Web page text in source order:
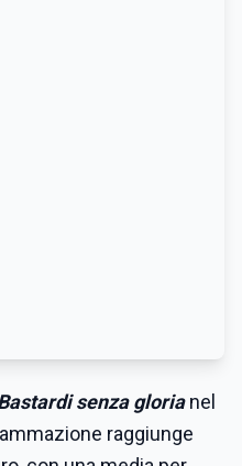
senza gloria nel
raggiunge